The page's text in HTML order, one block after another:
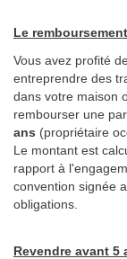
Le
Vous avez profité
entreprendre des
dans votre maison
rembourser une
ans (propriétaire
Le montant est
rapport à
convention signée
obligations.
Revendre avant